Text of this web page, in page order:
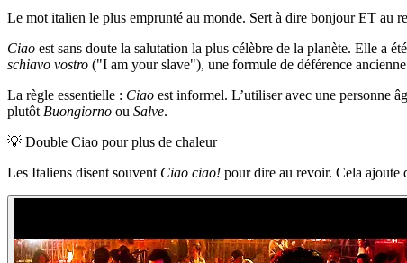
Le mot italien le plus emprunté au monde. Sert à dire bonjour ET au
Ciao est sans doute la salutation la plus célèbre de la planète. Elle a
schiavo vostro ("I am your slave"), une formule de déférence
La règle essentielle : Ciao est informel. L’utiliser avec une personne
plutôt Buongiorno ou Salve.
💡 Double Ciao pour plus de chaleur
Les Italiens disent souvent Ciao ciao! pour dire au revoir. Cela ajoute